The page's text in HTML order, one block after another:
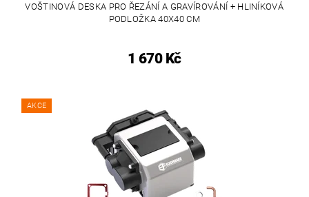
VOŠTINOVÁ DESKA PRO ŘEZÁNÍ A GRAVÍROVÁNÍ + HLINÍKOVÁ
PODLOŽKA 40X40 CM
1 670 Kč
AKCE